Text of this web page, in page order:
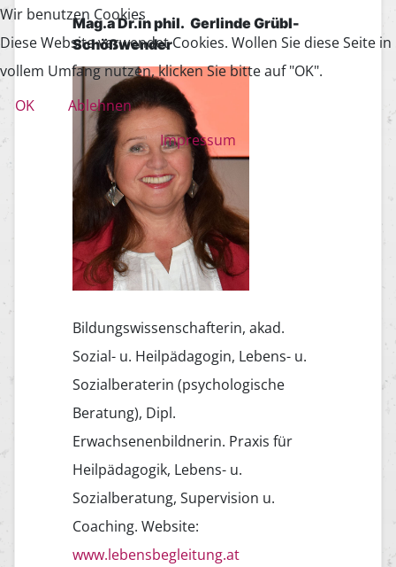
Mag.a Dr.in phil. Gerlinde Grübl-
Schößwender
Bildungswissenschafterin, akad.
Sozial- u. Heilpädagogin, Lebens- u.
Sozialberaterin (psychologische
Beratung), Dipl.
Erwachsenenbildnerin. Praxis für
Heilpädagogik, Lebens- u.
Sozialberatung, Supervision u.
Coaching. Website:
www.lebensbegleitung.at
Wir benutzen Cookies
Diese Website verwendet Cookies. Wollen Sie diese Seite in
vollem Umfang nutzen, klicken Sie bitte auf "OK".
OK
Ablehnen
Impressum